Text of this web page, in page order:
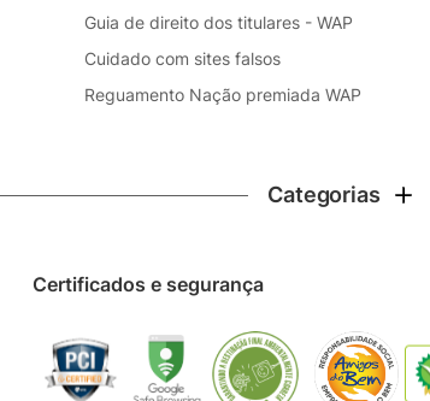
Guia de direito dos titulares - WAP
Cuidado com sites falsos
Reguamento Nação premiada WAP
Categorias
Certificados e segurança